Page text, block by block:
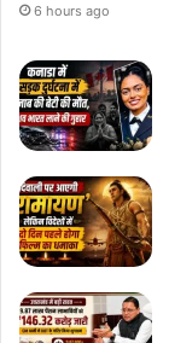
6 hours ago